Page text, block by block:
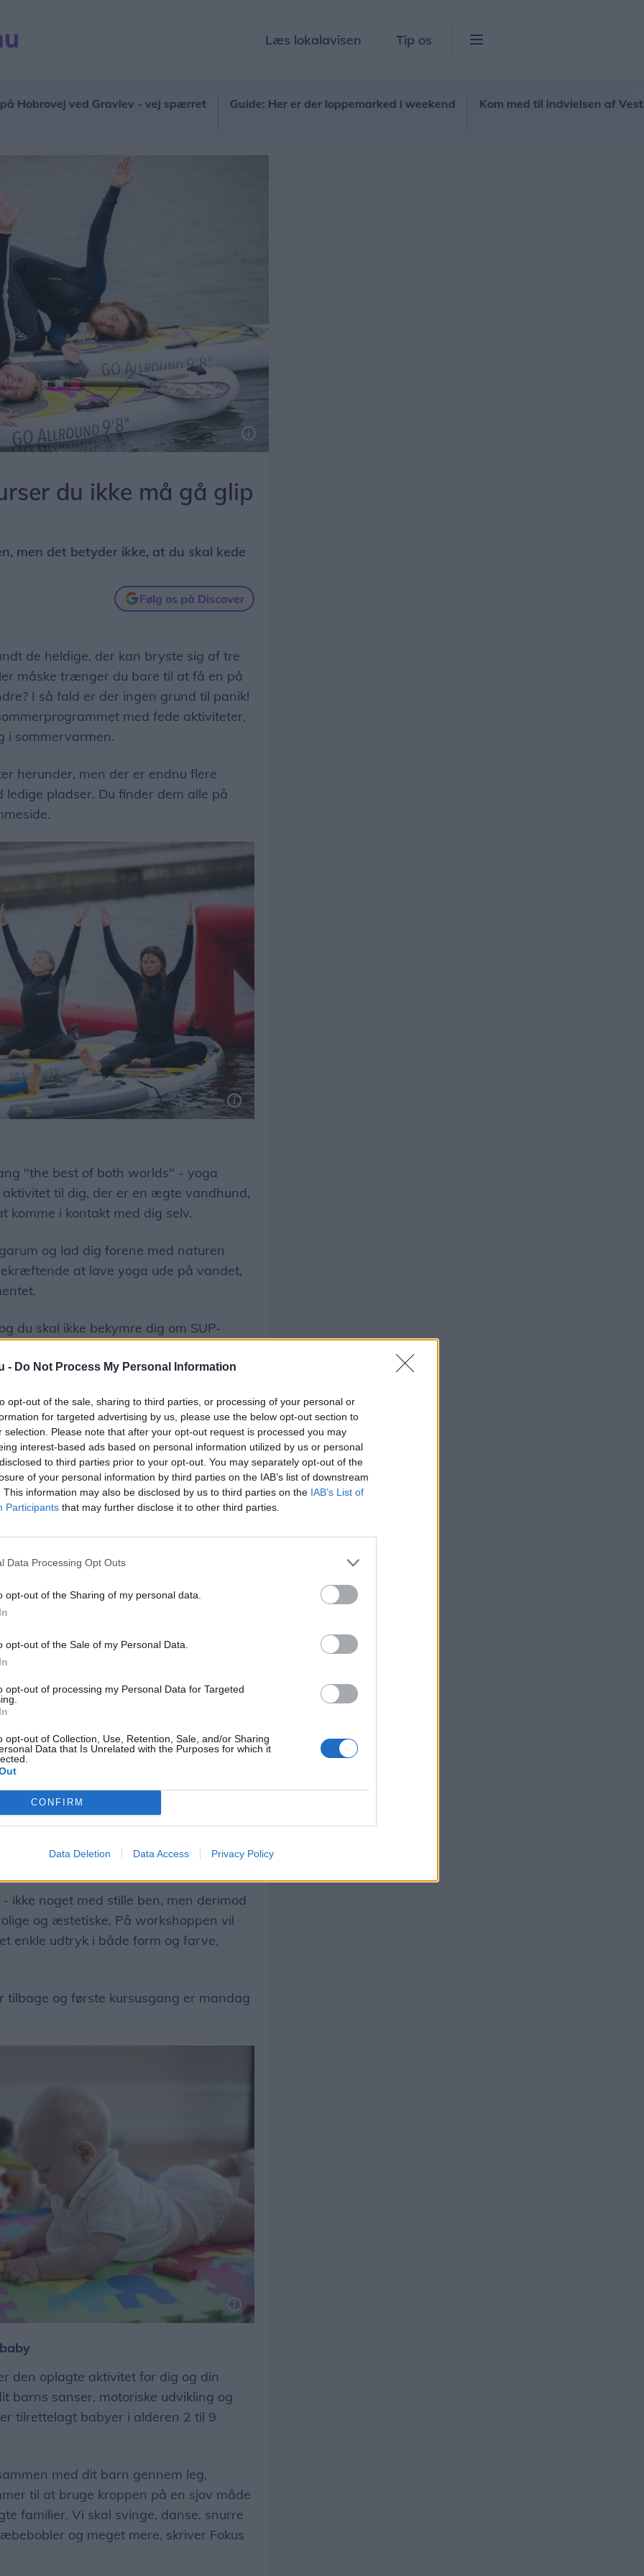
- Do Not Process My Personal Information
opt-out of the sale, sharing to third parties, or processing of your personal or
for targeted advertising by us, please use the below opt-out section to
selection. Please note that after your opt-out request is processed you may
interest-based ads based on personal information utilized by us or personal
to third parties prior to your opt-out. You may separately opt-out of the
of your personal information by third parties on the IAB’s list of downstream
This information may also be disclosed by us to third parties on the IAB’s List of
Participants that may further disclose it to other third parties.
Data Processing Opt Outs
opt-out of the Sharing of my personal data.
opt-out of the Sale of my Personal Data.
opt-out of processing my Personal Data for Targeted
opt-out of Collection, Use, Retention, Sale, and/or Sharing
Data that Is Unrelated with the Purposes for which it
CONFIRM
Data Deletion Data Access Privacy Policy
Læs lokalavisen Tip os
ved Gravlev - vej spærret Guide: Her er der loppemarked i weekend Kom med til indvielsen af
du ikke må gå glip
men det betyder ikke, at du skal kede
Følg os på Discover
de heldige, der kan bryste sig af tre
måske trænger du bare til at få en på
I så fald er der ingen grund til panik!
med fede aktiviteter,
i sommervarmen.
herunder, men der er endnu flere
pladser. Du finder dem alle på
"the best of both worlds" - yoga
til dig, der er en ægte vandhund,
komme i kontakt med dig selv.
og lad dig forene med naturen
at lave yoga ude på vandet,
du skal ikke bekymre dig om SUP-
- det er en med i prisen.
Så skal du være hurtig! Der er stadig
allerede lørdag 11. juni fra kl.
dig kreativt, er keramikkurset her
gange hen over sommeren, og det er
rundt om forskellige teknikker.
på stilleben:
ikke noget med stille ben, men derimod
og æstetiske. På workshoppen vil
enkle udtryk i både form og farve,
tilbage og første kursusgang er mandag
den oplagte aktivitet for dig og din
barns sanser, motoriske udvikling og
tilrettelagt babyer i alderen 2 til 9
med dit barn gennem leg,
til at bruge kroppen på en sjov måde
familier. Vi skal svinge, danse, snurre
og meget mere, skriver Fokus